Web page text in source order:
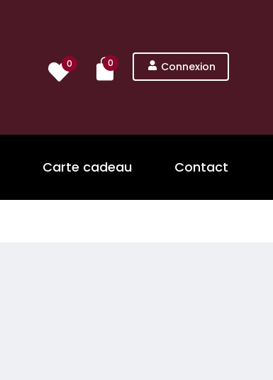
0 0 Connexion
Carte cadeau Contact